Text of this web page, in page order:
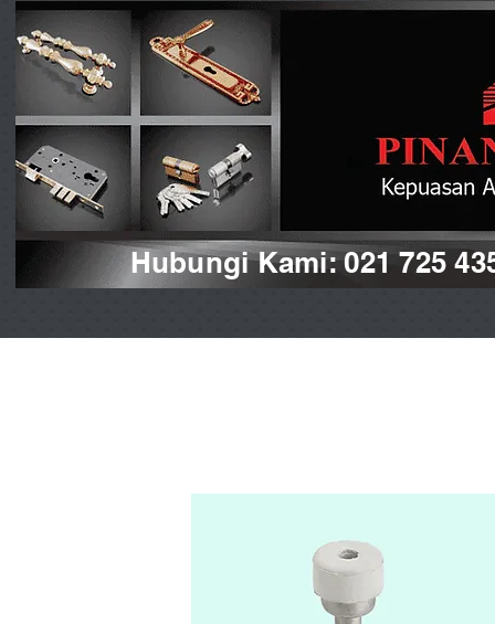
Hubungi Kami: 021 725